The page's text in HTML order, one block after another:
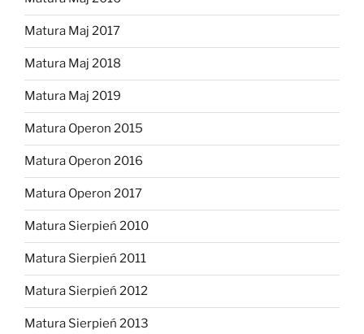
Matura Maj 2017
Matura Maj 2018
Matura Maj 2019
Matura Operon 2015
Matura Operon 2016
Matura Operon 2017
Matura Sierpień 2010
Matura Sierpień 2011
Matura Sierpień 2012
Matura Sierpień 2013